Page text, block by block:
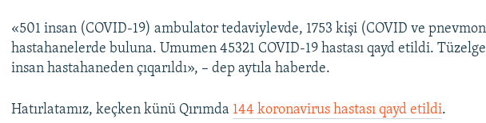
«501 insan (COVID-19) ambulator tedaviylevde, 1753 kişi (COVID ve
hastahanelerde buluna. Umumen 45321 COVID-19 hastası qayd etildi.
insan hastahaneden çıqarıldı», – dep aytıla haberde.
Hatırlatamız, keçken künü Qırımda 144 koronavirus hastası qayd etildi.